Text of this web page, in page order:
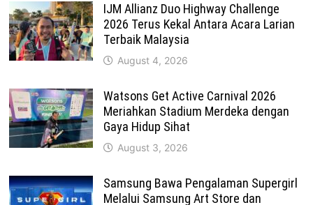
IJM Allianz Duo Highway Challenge
2026 Terus Kekal Antara Acara Larian
Terbaik Malaysia
August 4, 2026
Watsons Get Active Carnival 2026
Meriahkan Stadium Merdeka dengan
Gaya Hidup Sihat
August 3, 2026
Samsung Bawa Pengalaman Supergirl
Melalui Samsung Art Store dan